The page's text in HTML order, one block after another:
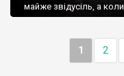
майже звідусіль, а
1 2